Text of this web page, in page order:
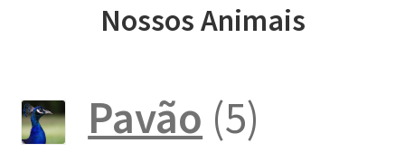
Nossos Animais
Pavão 55